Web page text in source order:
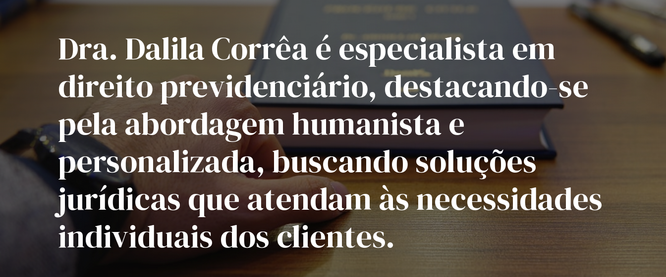
Dra. Dalila Corrêa é especialista em
direito previdenciário, destacando-se
pela abordagem humanista e
personalizada, buscando soluções
jurídicas que atendam às necessidades
individuais dos clientes.